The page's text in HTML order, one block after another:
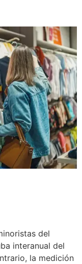
del
interanual del
la medición